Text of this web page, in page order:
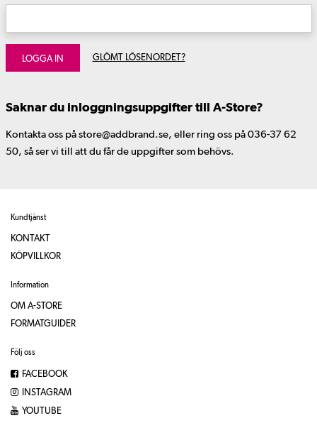
LOGGA IN GLÖMT LÖSENORDET?
Saknar du inloggningsuppgifter till A-Store?
Kontakta oss på store@addbrand.se, eller ring oss på 036-37 62
50, så ser vi till att du får de uppgifter som behövs.
Kundtjänst
KONTAKT
KÖPVILLKOR
Information
OM A-STORE
FORMATGUIDER
Följ oss
FACEBOOK
INSTAGRAM
YOUTUBE